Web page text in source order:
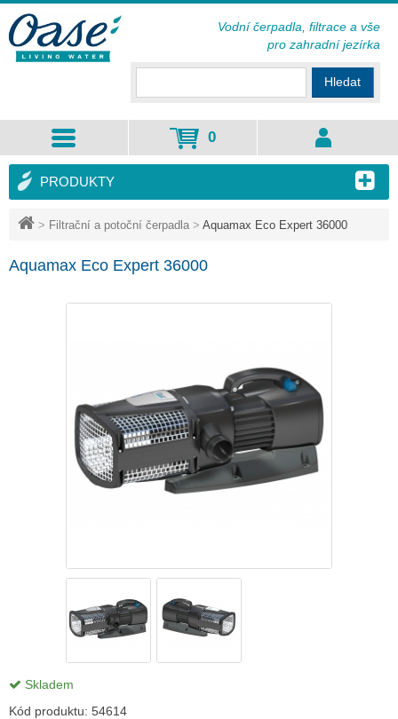
> Filtrační a potoční čerpadla > Aquamax Eco Expert 36000
Aquamax Eco Expert 36000
Skladem
Kód produktu: 54614
PRODUKTY
Hledat
0
Vodní čerpadla, filtrace a vše
pro zahradní jezírka